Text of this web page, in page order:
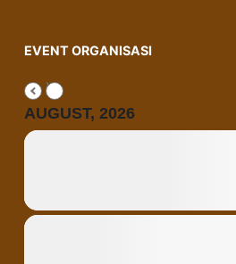
EVENT ORGANISASI
AUGUST, 2026